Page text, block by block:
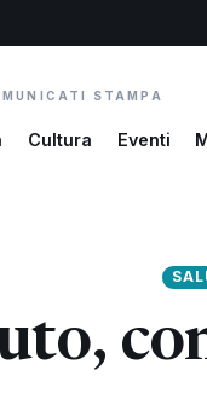
STAMPA
Cultura Eventi